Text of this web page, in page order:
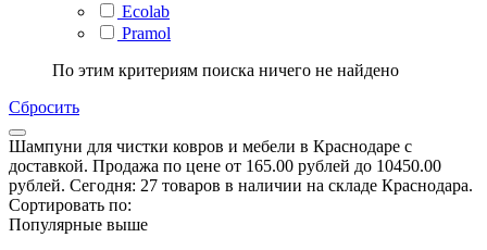
Ecolab
Pramol
По этим критериям поиска ничего не найдено
Сбросить
Шампуни для чистки ковров и мебели в Краснодаре с
доставкой. Продажа по цене от 165.00 рублей до 10450.00
рублей. Сегодня: 27 товаров в наличии на складе Краснодара.
Сортировать по:
Популярные выше